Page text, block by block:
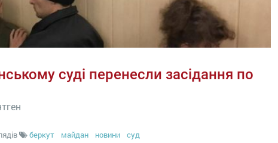
суді перенесли засідання по
беркут майдан новини суд